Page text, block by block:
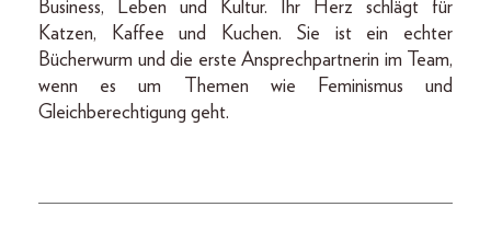
Business, Leben und Kultur. Ihr Herz schlägt für
Katzen, Kaffee und Kuchen. Sie ist ein echter
Bücherwurm und die erste Ansprechpartnerin im Team,
wenn es um Themen wie Feminismus und
Gleichberechtigung geht.